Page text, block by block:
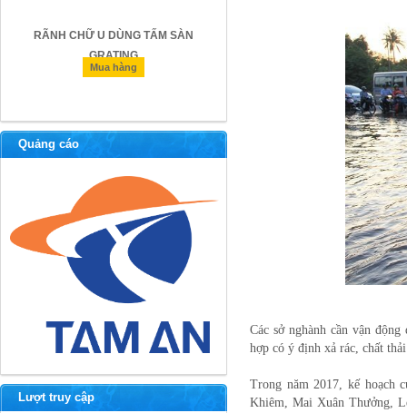
Các sở nghành cần vận
hợp có ý định xả rác, chất
Trong năm 2017, kế hoạch
Khiêm, Mai Xuân Thưởng,
RÃNH CHỮ U DÙNG TẤM SÀN
GRATING
Mua hàng
CỐNG HỘP 1.6MX1.6M
Mua hàng
Quảng cáo
Lượt truy cập